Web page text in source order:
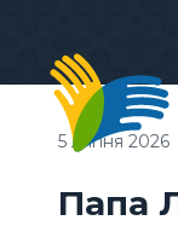
Папа
5 липня 2026